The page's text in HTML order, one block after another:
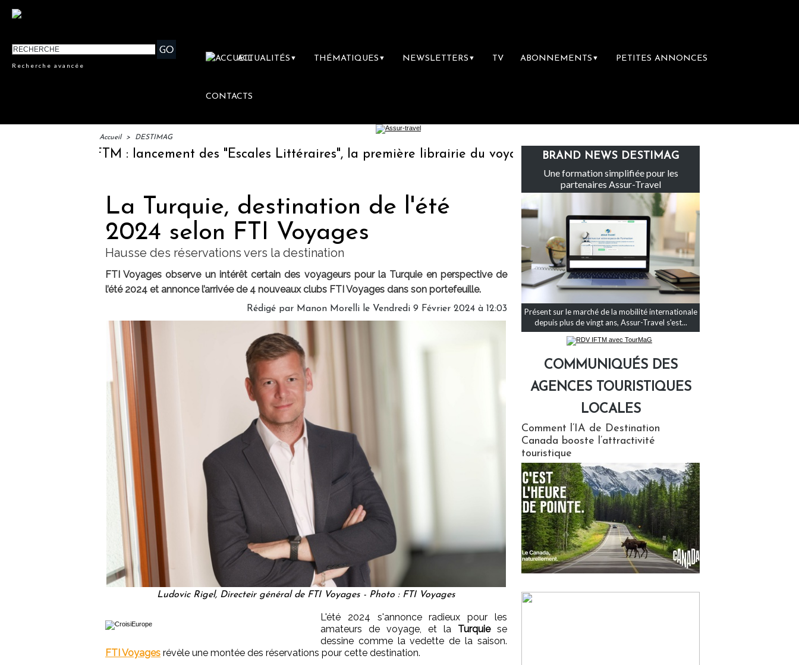
Recherche avancée
ACTUALITÉS ▼ THÉMATIQUES ▼ NEWSLETTERS ▼ TV ABONNEMENTS ▼ PETITES ANNONCES
CONTACTS
Accueil > DESTIMAG
IFTM : lancement des "Escales Littéraires", la première librairie du voyage Le groupe Sainte-Claire rachète Eden Tour
La Turquie, destination de l'été
2024 selon FTI Voyages
Hausse des réservations vers la destination
FTI Voyages observe un intérêt certain des voyageurs pour la Turquie en perspective de
l’été 2024 et annonce l’arrivée de 4 nouveaux clubs FTI Voyages dans son portefeuille.
Rédigé par Manon Morelli le Vendredi 9 Février 2024 à 12:03
Ludovic Rigel, Directeir général de FTI Voyages - Photo : FTI Voyages
L'été 2024 s'annonce radieux pour les
amateurs de voyage, et la Turquie se
dessine comme la vedette de la saison.
FTI Voyages révèle une montée des réservations pour cette destination.
BRAND NEWS DESTIMAG
Une formation simplifiée pour les
partenaires Assur-Travel
Présent sur le marché de la mobilité internationale
depuis plus de vingt ans, Assur-Travel s'est...
COMMUNIQUÉS DES
AGENCES TOURISTIQUES
LOCALES
Comment l’IA de Destination
Canada booste l’attractivité
touristique